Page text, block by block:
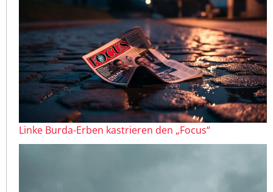
Linke Burda-Erben kastrieren den „Focus“